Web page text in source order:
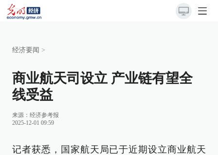
经济要闻 >
商业航天司设立 产业链有望全
线受益
来源： 经济参考报
2025-12-01 09:59
记者获悉，国家航天局已于近期设立商业航天